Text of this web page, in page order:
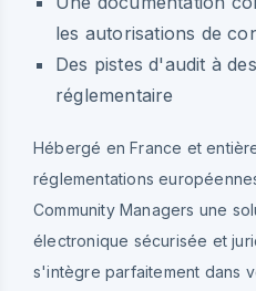
les autorisations de
Des pistes d'audit à
réglementaire
Hébergé en France et
réglementations
Community Managers une
électronique sécurisée et
s'intègre parfaitement dans